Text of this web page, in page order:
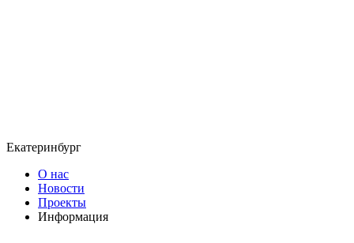
Екатеринбург
О нас
Новости
Проекты
Информация